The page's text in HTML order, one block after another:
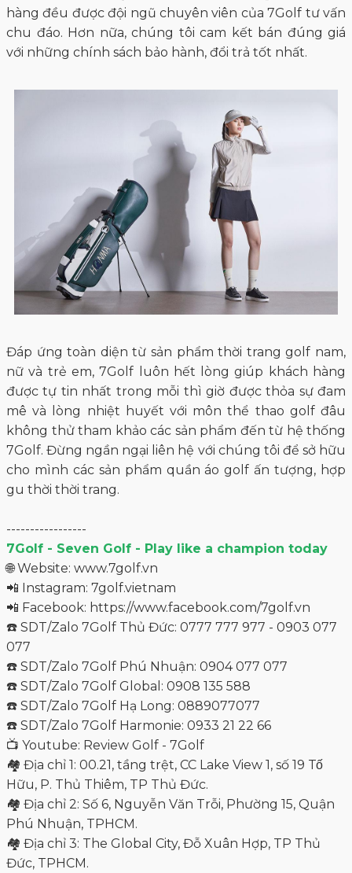
Thương hiệu danh tiếng. Các sản phẩm phân phối bởi
chúng tôi luôn được nhập khẩu từ nước ngoài và
đảm bảo chính hãng, giấy tờ nguồn gốc rõ ràng
được sự tin chọn của nhiều golfer tại Hồ Chí Minh
Tại 7Golf, Quý khách hàng có thể đến trực tiếp
Showroom để trải nghiệm sản phẩm hoặc đặt hàng
đơn giản thông qua các thao tác đơn giản trên
website. Dù bất kỳ hình thức mua hàng nào khách
hàng đều được đội ngũ chuyên viên của 7Golf tư vấn
chu đáo. Hơn nữa, chúng tôi cam kết bán đúng giá
với những chính sách bảo hành, đổi trả tốt nhất.
Đáp ứng toàn diện từ sản phẩm thời trang golf nam,
nữ và trẻ em, 7Golf luôn hết lòng giúp khách hàng
được tự tin nhất trong mỗi thì giờ được thỏa sự đam
mê và lòng nhiệt huyết với môn thể thao golf đâu
không thử tham khảo các sản phẩm đến từ hệ thống
7Golf. Đừng ngần ngại liên hệ với chúng tôi để sở hữu
cho mình các sản phẩm quần áo golf ấn tượng, hợp
gu thời thời trang.
-----------------
7Golf - Seven Golf - Play like a champion today
🌐 Website: www.7golf.vn
📲 Instagram: 7golf.vietnam
📲 Facebook:https://www.facebook.com/7golf.vn
☎️ SDT/Zalo 7Golf Thủ Đức: 0777 777 977 - 0903 077
077